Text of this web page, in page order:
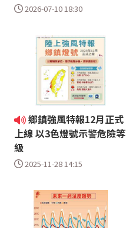
2026-07-10 18:30
鄉鎮強風特報12月正式
上線 以3色燈號示警危險等
級
2025-11-28 14:15